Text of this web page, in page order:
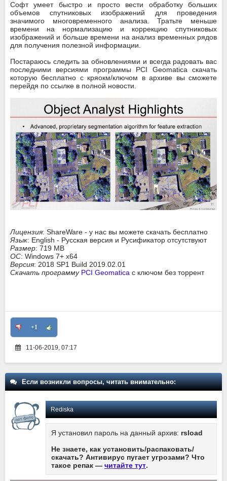
Софт умеет быстро и просто вести обработку больших
объемов спутниковых изображений для проведения
значимого многовременного анализа. Тратьте меньше
времени на нормализацию и коррекцию спутниковых
изображений и больше времени на анализ временных рядов
для получения полезной информации.
Постараюсь следить за обновлениями и всегда радовать вас
последними версиями программы PCI Geomatica скачать
которую бесплатно с кряокм/ключом в архиве вы сможете
перейдя по ссылке в полной новости.
Лицензия: ShareWare - у нас вы можете скачать бесплатно
Язык: English - Русская версия и Русификатор отсутствуют
Размер: 719 MB
ОС: Windows 7+ x64
Версия: 2018 SP1 Build 2019.02.01
Скачать программу PCI Geomatica с ключом без торрент
+1
11-06-2019, 07:17
Если возникли вопросы, читать внимательно:
Rediska
Я установил пароль на данный архив: rsload
Не знаете, как установить/распаковать/
скачать? Антивирус пугает угрозами? Что
такое репак — читайте тут.